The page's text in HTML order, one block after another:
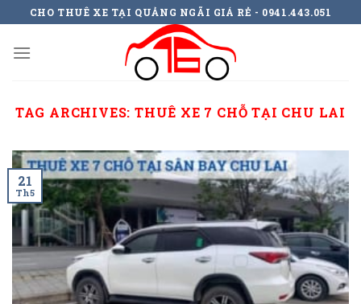
to
content
CHO THUÊ XE TẠI QUẢNG NGÃI GIÁ RẺ - 0941.443.051
TAG ARCHIVES:THUÊ XE 7 CHỖ TẠI CHU LAI
21
Th5